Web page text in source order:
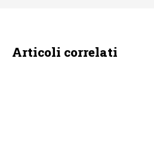
Articoli correlati